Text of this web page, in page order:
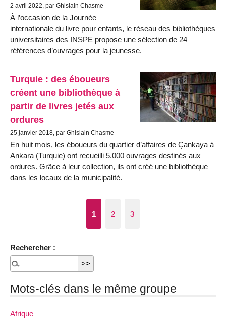
2 avril 2022, par Ghislain Chasme
À l’occasion de la Journée
internationale du livre pour enfants, le réseau des bibliothèques
universitaires des INSPE propose une sélection de 24
références d’ouvrages pour la jeunesse.
Turquie : des éboueurs
créent une bibliothèque à
partir de livres jetés aux
ordures
25 janvier 2018, par Ghislain Chasme
En huit mois, les éboueurs du quartier d’affaires de Çankaya à
Ankara (Turquie) ont recueilli 5.000 ouvrages destinés aux
ordures. Grâce à leur collection, ils ont créé une bibliothèque
dans les locaux de la municipalité.
1 2 3
Rechercher :
Mots-clés dans le même groupe
Afrique